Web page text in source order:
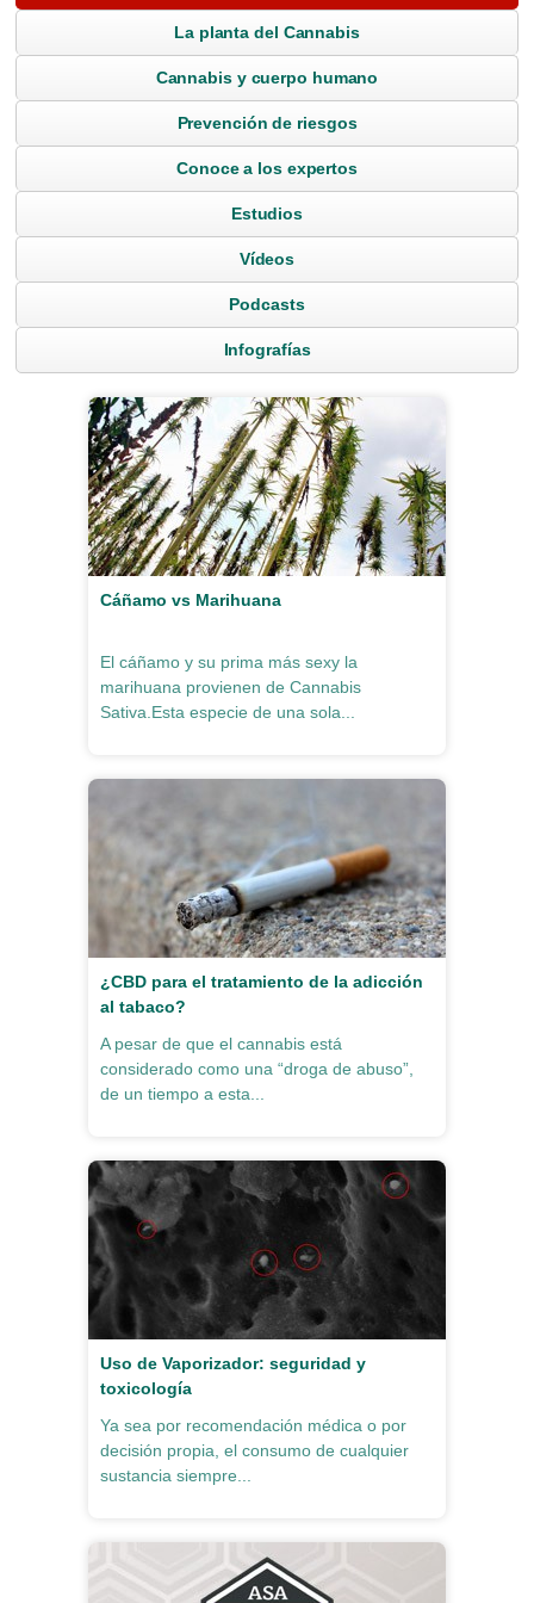
La planta del Cannabis
Cannabis y cuerpo humano
Prevención de riesgos
Conoce a los expertos
Estudios
Vídeos
Podcasts
Infografías
Cáñamo vs Marihuana
El cáñamo y su prima más sexy la
marihuana provienen de Cannabis
Sativa.Esta especie de una sola...
¿CBD para el tratamiento de la adicción
al tabaco?
A pesar de que el cannabis está
considerado como una “droga de abuso”,
de un tiempo a esta...
Uso de Vaporizador: seguridad y
toxicología
Ya sea por recomendación médica o por
decisión propia, el consumo de cualquier
sustancia siempre...